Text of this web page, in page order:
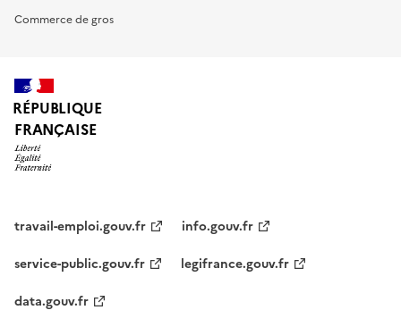
Commerce de gros
RÉPUBLIQUE
FRANÇAISE
travail-emploi.gouv.fr
info.gouv.fr
service-public.gouv.fr
legifrance.gouv.fr
data.gouv.fr